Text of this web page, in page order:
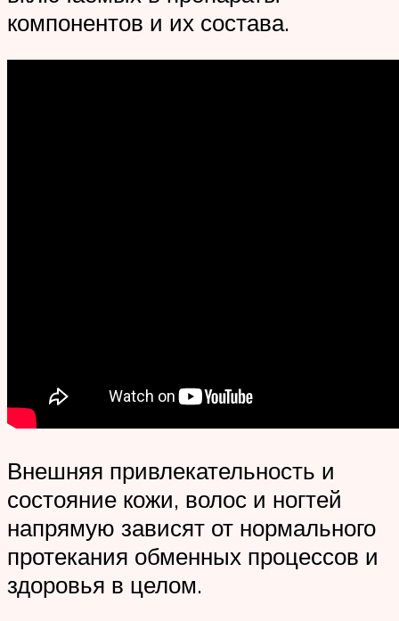
компонентов и их состава.
Внешняя привлекательность и
состояние кожи, волос и ногтей
напрямую зависят от нормального
протекания обменных процессов и
здоровья в целом.